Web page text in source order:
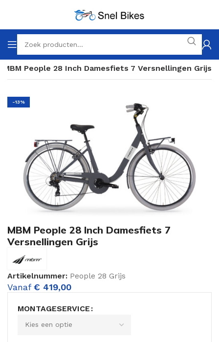
MBM People 28 Inch Damesfiets 7 Versnellingen Grijs
-13%
MBM People 28 Inch Damesfiets 7
Versnellingen Grijs
Artikelnummer: People 28 Grijs
Vanaf € 419,00
MONTAGESERVICE